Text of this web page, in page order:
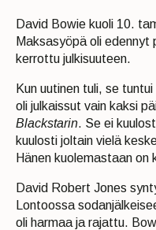
David Bowie kuoli 10.
Maksasyöpä oli
kerrottu julkisuuteen.
Kun uutinen tuli, se
oli julkaissut vain kaksi
Blackstarin. Se ei
kuulosti joltain vielä
Hänen kuolemastaan on
David Robert Jones
Lontoossa
oli harmaa ja rajattu.